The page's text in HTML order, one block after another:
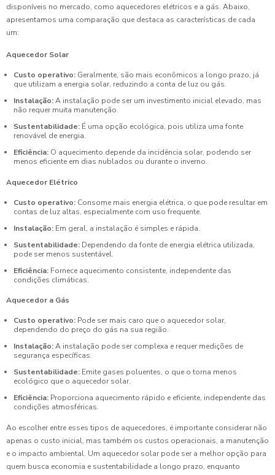
disponíveis no mercado, como aquecedores elétricos e a gás. Abaixo,
apresentamos uma comparação que destaca as características de cada
um:
Aquecedor Solar
Custo operativo: Geralmente, são mais econômicos a longo prazo, já
que utilizam a energia solar, reduzindo a conta de luz ou gás.
Instalação:A instalação pode ser um investimento inicial elevado, mas
não requer muita manutenção.
Sustentabilidade: É uma opção ecológica, pois utiliza uma fonte
renovável de energia.
Eficiência: O aquecimento depende da incidência solar, podendo ser
menos eficiente em dias nublados ou durante o inverno.
Aquecedor Elétrico
Custo operativo: Consome mais energia elétrica, o que pode resultar em
contas de luz altas, especialmente com uso frequente.
Instalação: Em geral, a instalação é simples e rápida.
Sustentabilidade: Dependendo da fonte de energia elétrica utilizada,
pode ser menos sustentável.
Eficiência: Fornece aquecimento consistente, independente das
condições climáticas.
Aquecedor a Gás
Custo operativo: Pode ser mais caro que o aquecedor solar,
dependendo do preço do gás na sua região.
Instalação:A instalação pode ser complexa e requer medições de
segurança específicas.
Sustentabilidade: Emite gases poluentes, o que o torna menos
ecológico que o aquecedor solar.
Eficiência: Proporciona aquecimento rápido e eficiente, independente das
condições atmosféricas.
Ao escolher entre esses tipos de aquecedores, é importante considerar não
apenas o custo inicial, mas também os custos operacionais, a manutenção
e o impacto ambiental. Um aquecedor solar pode ser a melhor opção para
quem busca economia e sustentabilidade a longo prazo, enquanto